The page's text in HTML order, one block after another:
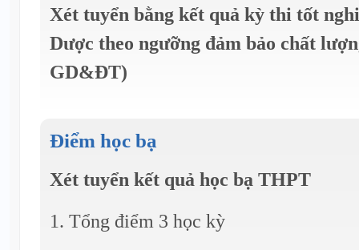
Xét tuyển bằng kết quả kỳ thi tốt
Dược theo ngưỡng đảm bảo chất
GD&ĐT)
Điểm học bạ
Xét tuyển kết quả học bạ THPT
1. Tổng điểm 3 học kỳ